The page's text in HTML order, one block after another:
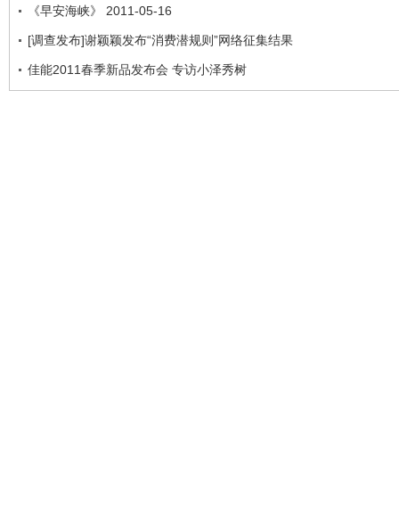
《早安海峡》 2011-05-16
[调查发布]谢颖颖发布“消费潜规则”网络征集结果
佳能2011春季新品发布会 专访小泽秀树